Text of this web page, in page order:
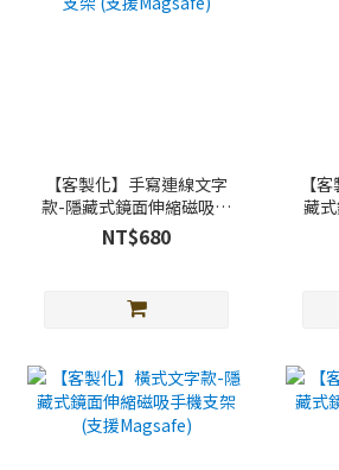
【客製化】手寫連線文字
款-隱藏式鏡面伸縮磁吸手
機支架 (支援Magsafe)
NT$680
【
藏